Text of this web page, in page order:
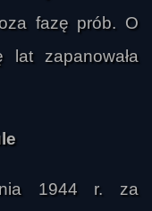
fazę prób. O
zapanowała
1944 r. za